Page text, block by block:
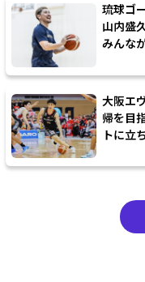
琉球ゴ
山内盛
みんな
大阪エ
帰を目
トに立